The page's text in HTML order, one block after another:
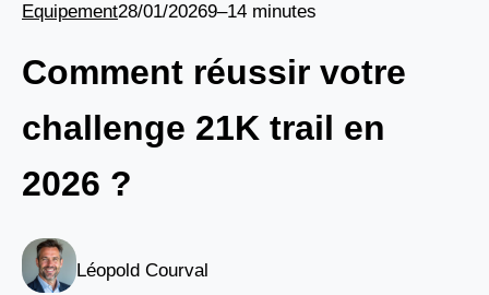
Equipement28/01/20269–14 minutes
Comment réussir votre
challenge 21K trail en
2026 ?
Léopold Courval